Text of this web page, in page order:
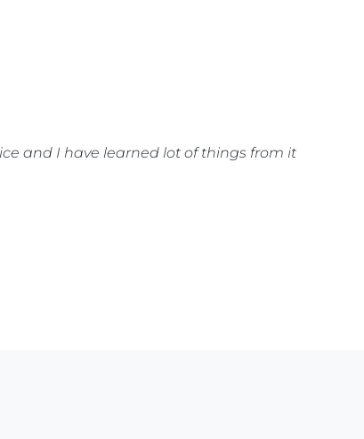
and I have learned lot of things from it